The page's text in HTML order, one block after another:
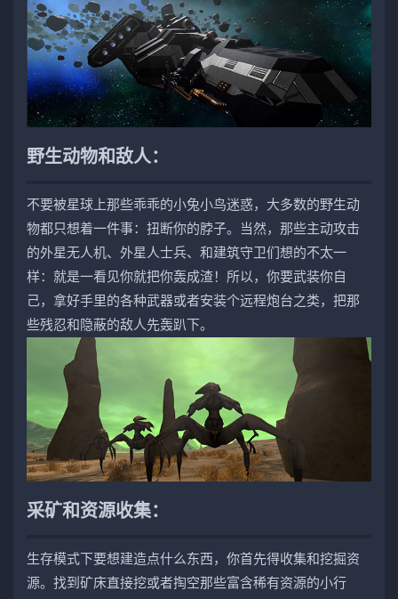
野生动物和敌人：
不要被星球上那些乖乖的小兔小鸟迷惑，大多数的野生动
物都只想着一件事：扭断你的脖子。当然，那些主动攻击
的外星无人机、外星人士兵、和建筑守卫们想的不太一
样：就是一看见你就把你轰成渣！所以，你要武装你自
己，拿好手里的各种武器或者安装个远程炮台之类，把那
些残忍和隐蔽的敌人先轰趴下。
采矿和资源收集：
生存模式下要想建造点什么东西，你首先得收集和挖掘资
源。找到矿床直接挖或者掏空那些富含稀有资源的小行